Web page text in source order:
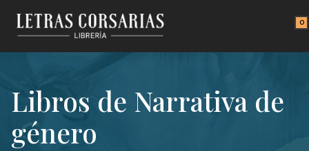
0
Libros de Narrativa de
género